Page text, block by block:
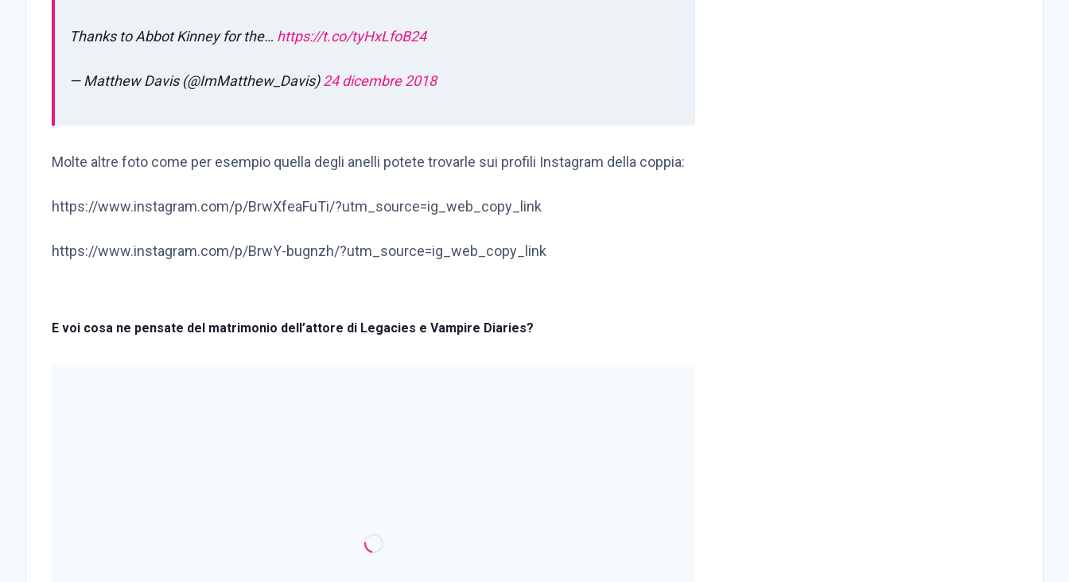
Thanks to Abbot Kinney for the… https://t.co/tyHxLfoB24
— Matthew Davis (@ImMatthew_Davis)24 dicembre 2018
Molte altre foto come per esempio quella degli anelli potete trovarle sui profili Instagram della coppia:
https://www.instagram.com/p/BrwXfeaFuTi/?utm_source=ig_web_copy_link
https://www.instagram.com/p/BrwY-bugnzh/?utm_source=ig_web_copy_link
E voi cosa ne pensate del matrimonio dell’attore di Legacies e Vampire Diaries?